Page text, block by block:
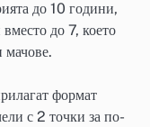
до 10 години,
до 7, което
мачове.
формат
с 2 точки за по-